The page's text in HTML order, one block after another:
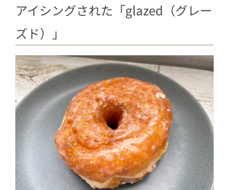
アイシングされた「glazed（グレー
ズド）」